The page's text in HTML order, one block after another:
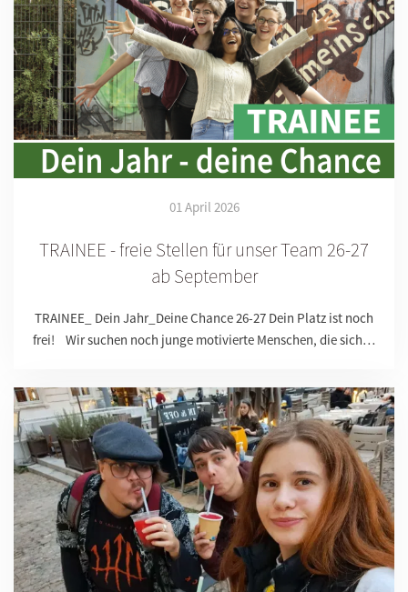
01 April 2026
TRAINEE - freie Stellen für unser Team 26-27
ab September
TRAINEE_ Dein Jahr_Deine Chance 26-27 Dein Platz ist noch
frei! Wir suchen noch junge motivierte Menschen, die sich…